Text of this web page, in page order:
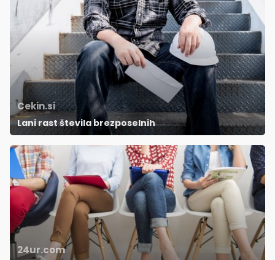
Cekin.si
Lani rast števila brezposelnih
24ur.com